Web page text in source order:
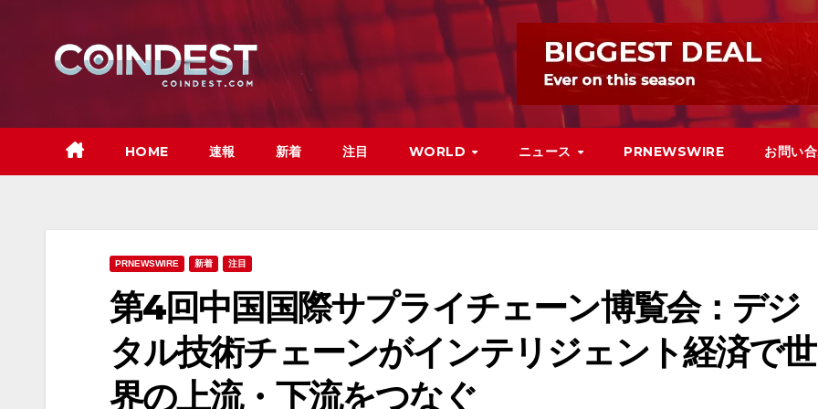
HOME 速報 新着 注目 WORLD ニュース PRNEWSWIRE お問い
PRNEWSWIRE 新着 注目
第4回中国国際サプライチェーン博覧会：デジ
タル技術チェーンがインテリジェント経済で世
界の上流・下流をつなぐ